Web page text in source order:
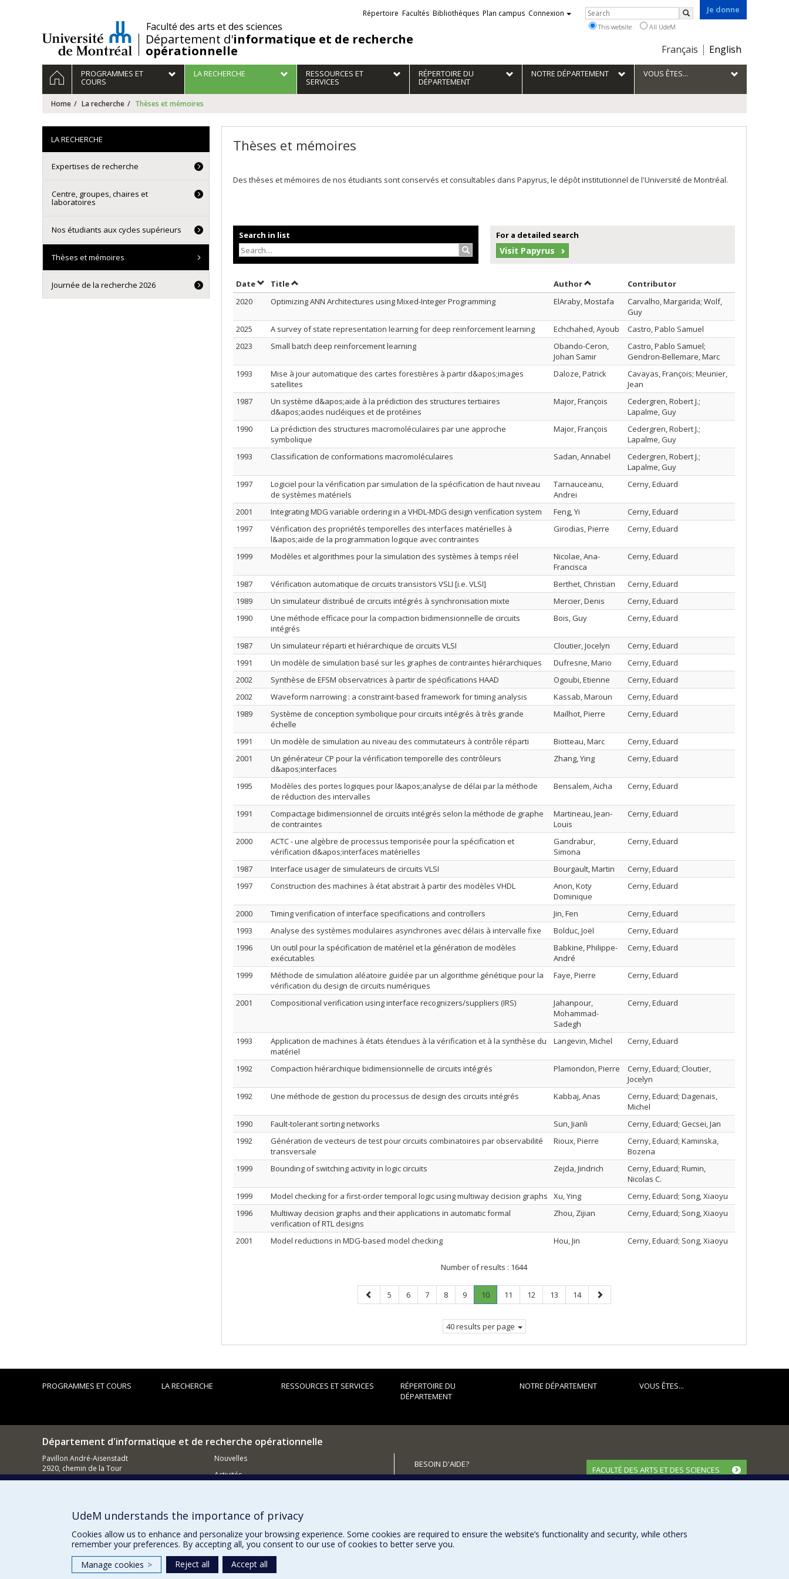
/Faculté des arts et des sciences
Département d'informatique et de recherche
opérationnelle
Je donne
Choix
la
langue
Français English
Liens
externes
Répertoire Facultés Bibliothèques Plan campus Connexion Rechercher
Search
This website All UdeM
Navigation
principale
HOMEPROGRAMMES ET
COURS
LA RECHERCHE RESSOURCES ET
SERVICES
RÉPERTOIRE DU
DÉPARTEMENT
NOTRE DÉPARTEMENT VOUS ÊTES...
Home La recherche Thèses et mémoires
Thèses et mémoires
Des thèses et mémoires de nos étudiants sont conservés et consultables dans Papyrus, le dépôt institutionnel de l'Université de Montréal.
Search in list
Search…
For a detailed search
Visit Papyrus
DateSort by date in ascending order
TitleSort by title in ascending order AuthorSort by author in ascending order
Contributor
2020
Optimizing ANN Architectures using Mixed-Integer Programming ElAraby, Mostafa
Carvalho, Margarida; Wolf,
Guy
2025
A survey of state representation learning for deep reinforcement learning Echchahed, Ayoub
Castro, Pablo Samuel
2023
Small batch deep reinforcement learning
Obando-Ceron,
Johan Samir
Castro, Pablo Samuel;
Gendron-Bellemare, Marc
1993
Mise à jour automatique des cartes forestières à partir d&apos;images
satellites
Daloze, Patrick
Cavayas, François; Meunier,
Jean
1987
Un système d&apos;aide à la prédiction des structures tertiaires
d&apos;acides nucléiques et de protéines
Major, François
Cedergren, Robert J.;
Lapalme, Guy
1990
La prédiction des structures macromoléculaires par une approche
symbolique
Major, François
Cedergren, Robert J.;
Lapalme, Guy
1993
Classification de conformations macromoléculaires Sadan, Annabel
Cedergren, Robert J.;
Lapalme, Guy
1997
Logiciel pour la vérification par simulation de la spécification de haut niveau
de systèmes matériels
Tarnauceanu,
Andrei
Cerny, Eduard
2001 Integrating MDG variable ordering in a VHDL-MDG design verification system Feng, Yi
Cerny, Eduard
1997
Vérification des propriétés temporelles des interfaces matérielles à
l&apos;aide de la programmation logique avec contraintes
Girodias, Pierre Cerny, Eduard
1999 Modèles et algorithmes pour la simulation des systèmes à temps réel
Nicolae, Ana-
Francisca
Cerny, Eduard
1987 Vérification automatique de circuits transistors VSLI [i.e. VLSI] Berthet, Christian
Cerny, Eduard
1989
Un simulateur distribué de circuits intégrés à synchronisation mixte Mercier, Denis
Cerny, Eduard
1990
Une méthode efficace pour la compaction bidimensionnelle de circuits
intégrés
Bois, Guy Cerny, Eduard
1987 Un simulateur réparti et hiérarchique de circuits VLSI Cloutier, Jocelyn
Cerny, Eduard
1991
Un modèle de simulation basé sur les graphes de contraintes hiérarchiques Dufresne, Mario
Cerny, Eduard
2002
Synthèse de EFSM observatrices à partir de spécifications HAAD Ogoubi, Etienne
Cerny, Eduard
2002
Waveform narrowing : a constraint-based framework for timing analysis Kassab, Maroun
Cerny, Eduard
1989
Système de conception symbolique pour circuits intégrés à très grande
échelle
Mailhot, Pierre Cerny, Eduard
1991 Un modèle de simulation au niveau des commutateurs à contrôle réparti Biotteau, Marc
Cerny, Eduard
2001
Un générateur CP pour la vérification temporelle des contrôleurs
d&apos;interfaces
Zhang, Ying Cerny, Eduard
1995
Modèles des portes logiques pour l&apos;analyse de délai par la méthode
de réduction des intervalles
Bensalem, Aicha Cerny, Eduard
1991
Compactage bidimensionnel de circuits intégrés selon la méthode de graphe
de contraintes
Martineau, Jean-
Louis
Cerny, Eduard
2000
ACTC - une algèbre de processus temporisée pour la spécification et
vérification d&apos;interfaces matérielles
Gandrabur,
Simona
Cerny, Eduard
1987 Interface usager de simulateurs de circuits VLSI Bourgault, Martin
Cerny, Eduard
1997
Construction des machines à état abstrait à partir des modèles VHDL
Anon, Koty
Dominique
Cerny, Eduard
2000 Timing verification of interface specifications and controllers Jin, Fen
Cerny, Eduard
1993
Analyse des systèmes modulaires asynchrones avec délais à intervalle fixe Bolduc, Joël
Cerny, Eduard
1996
Un outil pour la spécification de matériel et la génération de modèles
exécutables
Babkine, Philippe-
André
Cerny, Eduard
1999
Méthode de simulation aléatoire guidée par un algorithme génétique pour la
vérification du design de circuits numériques
Faye, Pierre Cerny, Eduard
2001 Compositional verification using interface recognizers/suppliers (IRS)
Jahanpour,
Mohammad-
Sadegh
Cerny, Eduard
1993
Application de machines à états étendues à la vérification et à la synthèse du
matériel
Langevin, Michel Cerny, Eduard
1992 Compaction hiérarchique bidimensionnelle de circuits intégrés Plamondon, Pierre
Cerny, Eduard; Cloutier,
Jocelyn
1992
Une méthode de gestion du processus de design des circuits intégrés Kabbaj, Anas
Cerny, Eduard; Dagenais,
Michel
1990
Fault-tolerant sorting networks Sun, Jianli
Cerny, Eduard; Gecsei, Jan
1992
Génération de vecteurs de test pour circuits combinatoires par observabilité
transversale
Rioux, Pierre
Cerny, Eduard; Kaminska,
Bozena
1999
Bounding of switching activity in logic circuits Zejda, Jindrich
Cerny, Eduard; Rumin,
Nicolas C.
1999
Model checking for a first-order temporal logic using multiway decision graphs Xu, Ying
Cerny, Eduard; Song, Xiaoyu
1996
Multiway decision graphs and their applications in automatic formal
verification of RTL designs
Zhou, Zijian Cerny, Eduard; Song, Xiaoyu
2001 Model reductions in MDG-based model checking Hou, Jin Cerny, Eduard; Song, Xiaoyu
Number of results : 1644
Previous
page
Page
5 Page
6 Page
7 Page
8 Page
9 Page
10.
Current
Page
11 Page
12 Page
13 Page
14
Next
page
40 results per page
LA RECHERCHE
Expertises de recherche
Centre, groupes, chaires et
laboratoires
Nos étudiants aux cycles supérieurs
Thèses et mémoires
Journée de la recherche 2026
PROGRAMMES ET COURS LA RECHERCHE RESSOURCES ET SERVICES
RÉPERTOIRE DU
DÉPARTEMENT
NOTRE DÉPARTEMENT VOUS ÊTES...
Département d'informatique et de recherche opérationnelle
Pavillon André-Aisenstadt
2920, chemin de la Tour
Montréal (QC)
Nouvelles
Activités
BESOIN D'AIDE?
Plan du site
FACULTÉ DES ARTS ET DES SCIENCES
UdeM understands the importance of privacy
Cookies allow us to enhance and personalize your browsing experience. Some cookies are required to ensure the website’s functionality and security, while others
remember your preferences. By accepting all, you consent to our use of cookies to better serve you.
Manage cookies > Reject all Accept all